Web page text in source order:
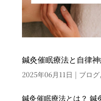
鍼灸催眠療法と自律
2025年06月11日 | ブログ,
鍼灸催眠療法とは？ 鍼